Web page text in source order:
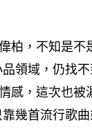
柏，不知是不
領域，仍找
感，這次也被
幾首流行歌